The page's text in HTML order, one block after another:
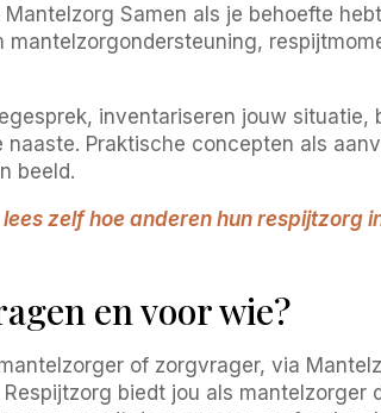
Samen als je behoefte
inventariseren jouw
Praktische concepten als
beeld.
lees zelf hoe anderen hun respijtzorg
en voor wie?
of zorgvrager, via
biedt jou als mantelzorger